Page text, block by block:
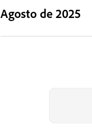
Agosto de 2025